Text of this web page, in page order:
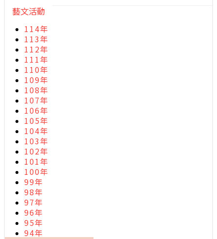
藝文活動
114年
113年
112年
111年
110年
109年
108年
107年
106年
105年
104年
103年
102年
101年
100年
99年
98年
97年
96年
95年
94年